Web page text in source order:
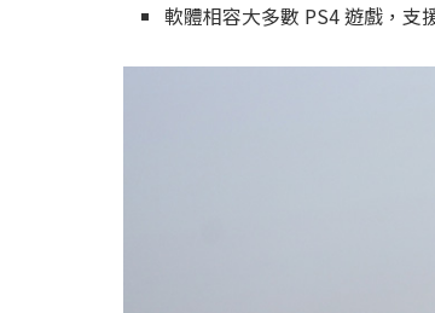
軟體相容大多數 PS4 遊戲，支